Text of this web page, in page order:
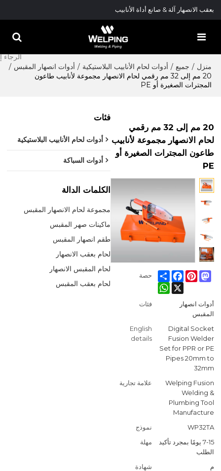
بعقب الانصهار آلة & صانع أداة الأنابيب
منزل / جميع / أدوات لحام الأنابيب البلاستيكية / أدوات انصهار المقبس /
20 مم إلى 32 مم رقمي لحام الانصهار مجموعة لأنابيب طاعون
المجترات الصغيرة أو PE
فئات
أدوات لحام الأنابيب البلاستيكية
أدوات السباكة
الكلمات الدالة
مجموعة لحام الانصهار المقبس
ماكينات صهر المقبس
طقم انصهار المقبس
لحام بعقب الانصهار
لحام المقبس الانصهار
لحام بعقب المقبس
20 مم إلى 32 مم رقمي
لحام الانصهار مجموعة لأنابيب
طاعون المجترات الصغيرة أو
PE
حصةShare
FacebookPinterest
Mastodon
WhatsApp
X
فئات
أدوات انصهار
المقبس
English
details
Digital Socket
Fusion Welder
Set for PPR or PE
Pipes 20mm to
32mm
علامة تجارية
Welping Fusion
Welding &
Plumbing Tool
Manufacture
نموذج
WP32TA
مهلة
7-15 يومًا بمجرد تأكيد
الطلب
شهادة
م